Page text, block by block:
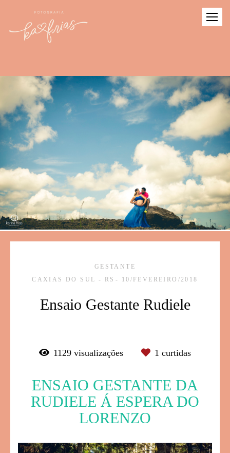
GESTANTE
CAXIAS DO SUL - RS
10/FEVEREIRO/2018
Ensaio Gestante Rudiele
1129 visualizações 1 curtidas
ENSAIO GESTANTE DA
RUDIELE Á ESPERA DO
LORENZO